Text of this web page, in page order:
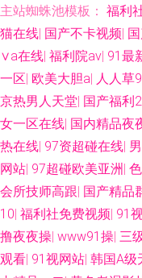
影 91在线精品视频 午夜天
91国模视频 人人草人人操
午夜久久无码 日韩欧美一中
免费在线观看 操素人妻 色
遮挡免费 老司机午夜网 免
喷水视频 91次元黄色观看
主站蜘蛛池模板： 福利
猫在线| 国产不卡视频|
∨a在线| 福利院av| 91最
一区| 欧美大胆a| 人人草
京热男人天堂| 国产福利
女一区在线| 国内精品夜
热在线| 97资超碰在线|
网站| 97超碰欧美亚洲 |
会所技师高跟| 国产精品
10| 福利社免费视频| 91
撸夜夜操| www91操| 三
观看| 91视网站| 韩国A级